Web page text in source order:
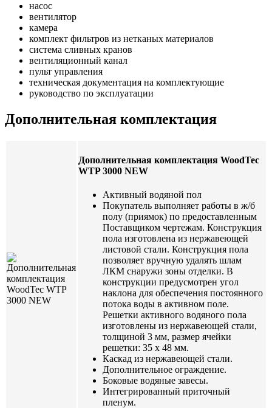
насос
вентилятор
камера
комплект фильтров из нетканых материалов
система сливных кранов
вентиляционный канал
пульт управления
техническая документация на комплектующие
руководство по эксплуатации
Дополнительная комплектация
Дополнительная комплектация WoodTec
WTP 3000 NEW
Активный водяной пол
Покупатель выполняет работы в ж/б
полу (приямок) по предоставленным
Поставщиком чертежам. Конструкция
пола изготовлена из нержавеющей
листовой стали. Конструкция пола
позволяет вручную удалять шлам
ЛКМ снаружи зоны отделки. В
конструкции предусмотрен угол
наклона для обеспечения постоянного
потока воды в активном поле.
Решетки активного водяного пола
изготовлены из нержавеющей стали,
толщиной 3 мм, размер ячейки
решетки: 35 х 48 мм.
Каскад из нержавеющей стали.
Дополнительное ограждение.
Боковые водяные завесы.
Интегрированный приточный
пленум.